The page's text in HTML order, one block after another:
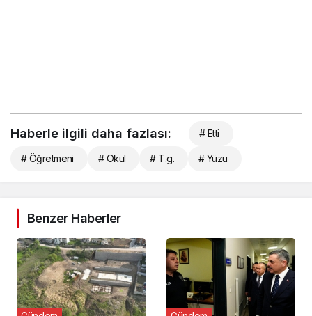
Haberle ilgili daha fazlası: # Etti
# Öğretmeni # Okul # T.g. # Yüzü
Benzer Haberler